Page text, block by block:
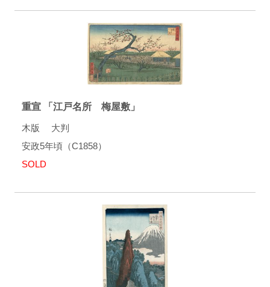
重宣 「江戸名所 梅屋敷」
木版 大判
安政5年頃（C1858）
SOLD